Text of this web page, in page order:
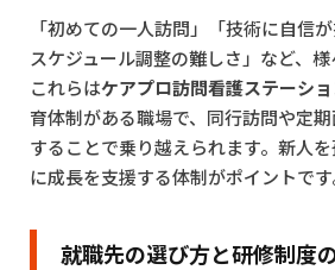
「初めての一人訪問」「技術に自信
スケジュール調整の難しさ」など、様
これらはケアプロ訪問看護ステーシ
育体制がある職場で、同行訪問や定
することで乗り越えられます。新人
に成長を支援する体制がポイントです
就職先の選び方と研修制度